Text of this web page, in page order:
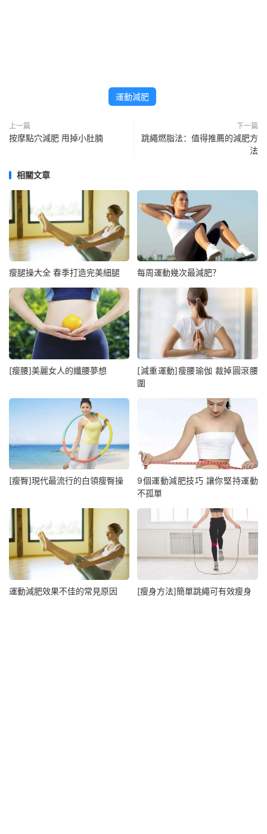
運動減肥
上一篇
按摩點穴減肥 甩掉小肚腩
下一篇
跳繩燃脂法：值得推薦的減肥方
法
相關文章
瘦腿操大全 春季打造完美細腿 每周運動幾次最減肥？
[瘦腰]美麗女人的纖腰夢想
[減重運動]瘦腰瑜伽 裁掉圓滾腰
圍
[瘦臀]現代最流行的白領瘦臀操
9個運動減肥技巧 讓你堅持運動
不孤單
運動減肥效果不佳的常見原因 [瘦身方法]簡單跳繩可有效瘦身